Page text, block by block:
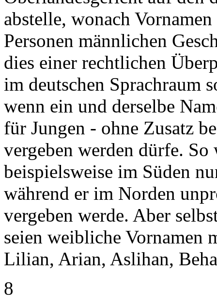
abstelle, wonach
Personen männlichen
dies einer rechtlichen
im deutschen Sprachraum
wenn ein und derselbe
für Jungen - ohne Zusatz
vergeben werden dürfe. So
beispielsweise im Süden
während er im Norden
vergeben werde. Aber
seien weibliche Vornamen
Lilian, Arian, Aslihan,
8